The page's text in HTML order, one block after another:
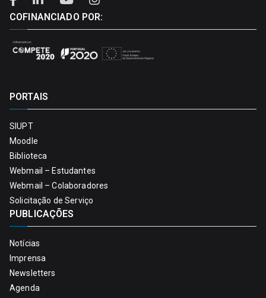
COFINANCIADO POR:
PORTAIS
SIUPT
Moodle
Biblioteca
Webmail – Estudantes
Webmail – Colaboradores
Solicitação de Serviço
PUBLICAÇÕES
Notícias
Imprensa
Newsletters
Agenda